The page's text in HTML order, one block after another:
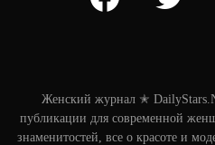
Женский журнал ✭
публикации для современной
знаменитостей, все о красоте и